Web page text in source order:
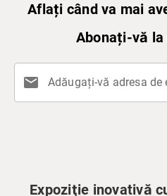
Aflați când va mai
Abonați-vă
mail Adăugați-vă adresa de
Expoziţie inovativă